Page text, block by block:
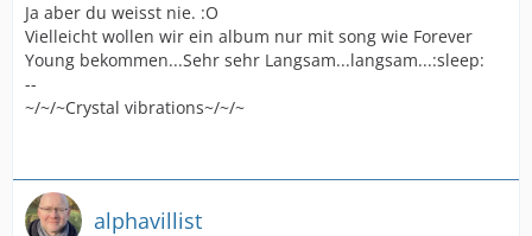
Ja aber du weisst nie. :O
Vielleicht wollen wir ein album nur mit song wie Forever
Young bekommen...Sehr sehr Langsam...langsam...:sleep:
--
~/~/~Crystal vibrations~/~/~
alphavillist